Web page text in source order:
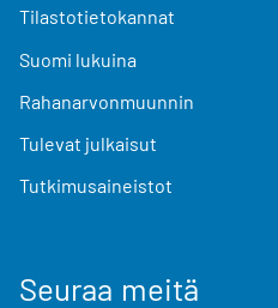
Tilastotietokannat
Suomi lukuina
Rahanarvonmuunnin
Tulevat julkaisut
Tutkimusaineistot
Seuraa meitä